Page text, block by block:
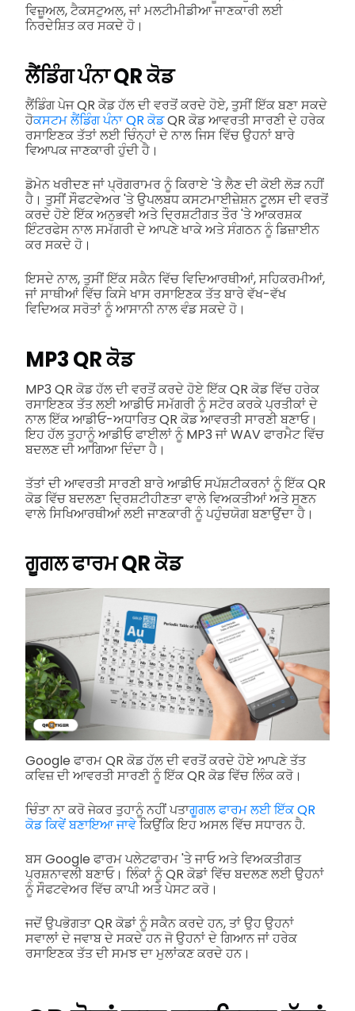
ਵਿਜ਼ੂਅਲ, ਟੈਕਸਟੁਅਲ, ਜਾਂ ਮਲਟੀਮੀਡੀਆ ਜਾਣਕਾਰੀ ਲਈ
ਨਿਰਦੇਸ਼ਿਤ ਕਰ ਸਕਦੇ ਹੋ।
ਲੈਂਡਿੰਗ ਪੰਨਾ QR ਕੋਡ
ਲੈਂਡਿੰਗ ਪੇਜ QR ਕੋਡ ਹੱਲ ਦੀ ਵਰਤੋਂ ਕਰਦੇ ਹੋਏ, ਤੁਸੀਂ ਇੱਕ ਬਣਾ ਸਕਦੇ
ਹੋਕਸਟਮ ਲੈਂਡਿੰਗ ਪੰਨਾ QR ਕੋਡQR ਕੋਡ ਆਵਰਤੀ ਸਾਰਣੀ ਦੇ ਹਰੇਕ
ਰਸਾਇਣਕ ਤੱਤਾਂ ਲਈ ਚਿੰਨ੍ਹਾਂ ਦੇ ਨਾਲ ਜਿਸ ਵਿੱਚ ਉਹਨਾਂ ਬਾਰੇ
ਵਿਆਪਕ ਜਾਣਕਾਰੀ ਹੁੰਦੀ ਹੈ।
ਡੋਮੇਨ ਖਰੀਦਣ ਜਾਂ ਪ੍ਰੋਗਰਾਮਰ ਨੂੰ ਕਿਰਾਏ 'ਤੇ ਲੈਣ ਦੀ ਕੋਈ ਲੋੜ ਨਹੀਂ
ਹੈ। ਤੁਸੀਂ ਸੌਫਟਵੇਅਰ 'ਤੇ ਉਪਲਬਧ ਕਸਟਮਾਈਜ਼ੇਸ਼ਨ ਟੂਲਸ ਦੀ ਵਰਤੋਂ
ਕਰਦੇ ਹੋਏ ਇੱਕ ਅਨੁਭਵੀ ਅਤੇ ਦ੍ਰਿਸ਼ਟੀਗਤ ਤੌਰ 'ਤੇ ਆਕਰਸ਼ਕ
ਇੰਟਰਫੇਸ ਨਾਲ ਸਮੱਗਰੀ ਦੇ ਆਪਣੇ ਖਾਕੇ ਅਤੇ ਸੰਗਠਨ ਨੂੰ ਡਿਜ਼ਾਈਨ
ਕਰ ਸਕਦੇ ਹੋ।
ਇਸਦੇ ਨਾਲ, ਤੁਸੀਂ ਇੱਕ ਸਕੈਨ ਵਿੱਚ ਵਿਦਿਆਰਥੀਆਂ, ਸਹਿਕਰਮੀਆਂ,
ਜਾਂ ਸਾਥੀਆਂ ਵਿੱਚ ਕਿਸੇ ਖਾਸ ਰਸਾਇਣਕ ਤੱਤ ਬਾਰੇ ਵੱਖ-ਵੱਖ
ਵਿਦਿਅਕ ਸਰੋਤਾਂ ਨੂੰ ਆਸਾਨੀ ਨਾਲ ਵੰਡ ਸਕਦੇ ਹੋ।
MP3 QR ਕੋਡ
MP3 QR ਕੋਡ ਹੱਲ ਦੀ ਵਰਤੋਂ ਕਰਦੇ ਹੋਏ ਇੱਕ QR ਕੋਡ ਵਿੱਚ ਹਰੇਕ
ਰਸਾਇਣਕ ਤੱਤ ਲਈ ਆਡੀਓ ਸਮੱਗਰੀ ਨੂੰ ਸਟੋਰ ਕਰਕੇ ਪ੍ਰਤੀਕਾਂ ਦੇ
ਨਾਲ ਇੱਕ ਆਡੀਓ-ਅਧਾਰਿਤ QR ਕੋਡ ਆਵਰਤੀ ਸਾਰਣੀ ਬਣਾਓ।
ਇਹ ਹੱਲ ਤੁਹਾਨੂੰ ਆਡੀਓ ਫਾਈਲਾਂ ਨੂੰ MP3 ਜਾਂ WAV ਫਾਰਮੈਟ ਵਿੱਚ
ਬਦਲਣ ਦੀ ਆਗਿਆ ਦਿੰਦਾ ਹੈ।
ਤੱਤਾਂ ਦੀ ਆਵਰਤੀ ਸਾਰਣੀ ਬਾਰੇ ਆਡੀਓ ਸਪੱਸ਼ਟੀਕਰਨਾਂ ਨੂੰ ਇੱਕ QR
ਕੋਡ ਵਿੱਚ ਬਦਲਣਾ ਦ੍ਰਿਸ਼ਟੀਹੀਣਤਾ ਵਾਲੇ ਵਿਅਕਤੀਆਂ ਅਤੇ ਸੁਣਨ
ਵਾਲੇ ਸਿਖਿਆਰਥੀਆਂ ਲਈ ਜਾਣਕਾਰੀ ਨੂੰ ਪਹੁੰਚਯੋਗ ਬਣਾਉਂਦਾ ਹੈ।
ਗੂਗਲ ਫਾਰਮ QR ਕੋਡ
Google ਫਾਰਮ QR ਕੋਡ ਹੱਲ ਦੀ ਵਰਤੋਂ ਕਰਦੇ ਹੋਏ ਆਪਣੇ ਤੱਤ
ਕਵਿਜ਼ ਦੀ ਆਵਰਤੀ ਸਾਰਣੀ ਨੂੰ ਇੱਕ QR ਕੋਡ ਵਿੱਚ ਲਿੰਕ ਕਰੋ।
ਚਿੰਤਾ ਨਾ ਕਰੋ ਜੇਕਰ ਤੁਹਾਨੂੰ ਨਹੀਂ ਪਤਾਗੂਗਲ ਫਾਰਮ ਲਈ ਇੱਕ QR
ਕੋਡ ਕਿਵੇਂ ਬਣਾਇਆ ਜਾਵੇਕਿਉਂਕਿ ਇਹ ਅਸਲ ਵਿੱਚ ਸਧਾਰਨ ਹੈ.
ਬਸ Google ਫਾਰਮ ਪਲੇਟਫਾਰਮ 'ਤੇ ਜਾਓ ਅਤੇ ਵਿਅਕਤੀਗਤ
ਪ੍ਰਸ਼ਨਾਵਲੀ ਬਣਾਓ। ਲਿੰਕਾਂ ਨੂੰ QR ਕੋਡਾਂ ਵਿੱਚ ਬਦਲਣ ਲਈ ਉਹਨਾਂ
ਨੂੰ ਸੌਫਟਵੇਅਰ ਵਿੱਚ ਕਾਪੀ ਅਤੇ ਪੇਸਟ ਕਰੋ।
ਜਦੋਂ ਉਪਭੋਗਤਾ QR ਕੋਡਾਂ ਨੂੰ ਸਕੈਨ ਕਰਦੇ ਹਨ, ਤਾਂ ਉਹ ਉਹਨਾਂ
ਸਵਾਲਾਂ ਦੇ ਜਵਾਬ ਦੇ ਸਕਦੇ ਹਨ ਜੋ ਉਹਨਾਂ ਦੇ ਗਿਆਨ ਜਾਂ ਹਰੇਕ
ਰਸਾਇਣਕ ਤੱਤ ਦੀ ਸਮਝ ਦਾ ਮੁਲਾਂਕਣ ਕਰਦੇ ਹਨ।